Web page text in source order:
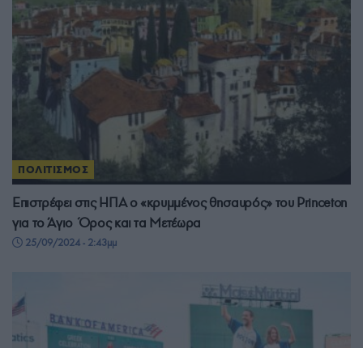
ΠΟΛΙΤΙΣΜΟΣ
Επιστρέφει στις ΗΠΑ ο «κρυμμένος θησαυρός» του Princeton
για το Άγιο Όρος και τα Μετέωρα
25/09/2024 - 2:43μμ